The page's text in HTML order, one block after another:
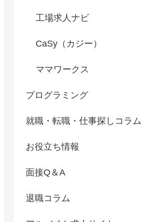
工場求人ナビ
CaSy（カジー）
ママワークス
プログラミング
就職・転職・仕事探しコラム
お役立ち情報
面接Q＆A
退職コラム